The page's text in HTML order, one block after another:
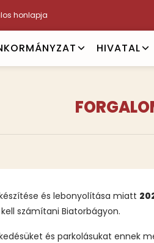
honlapja
HIVATAL
és lebonyolítása miatt
számítani Biatorbágyon.
és parkolásukat ennek